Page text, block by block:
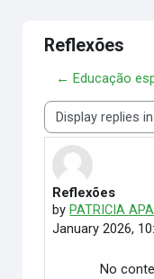
Reflexões
← Educação
Display mode
Reflexões
by PATRICIA
January 2026,
Number of
No